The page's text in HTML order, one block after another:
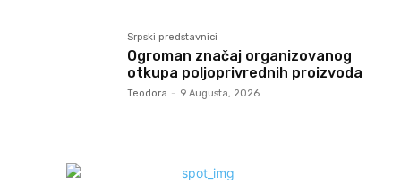
Srpski predstavnici
Ogroman značaj organizovanog
otkupa poljoprivrednih proizvoda
Teodora - 9 Augusta, 2026